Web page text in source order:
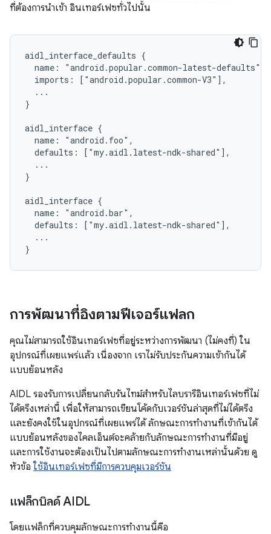
ที่ต้องการนำเข้า อินเทอร์เฟซทั่วไปนั้น
aidl_interface_defaults {
  name: "android.popular.common-latest-defaults",
  imports: ["android.popular.common-V3"],
  ...
}
aidl_interface {
  name: "android.foo",
  defaults: ["my.aidl.latest-ndk-shared"],
  ...
}
aidl_interface {
  name: "android.bar",
  defaults: ["my.aidl.latest-ndk-shared"],
  ...
การพัฒนาที่อิงตามฟีเจอร์แฟลก
คุณไม่สามารถใช้อินเทอร์เฟซที่อยู่ระหว่างการพัฒนา (ไม่คงที่) ใน
อุปกรณ์ที่เผยแพร่แล้ว เนื่องจาก เราไม่รับประกันความเข้ากันได้
แบบย้อนหลัง
AIDL รองรับการเปลี่ยนกลับรันไทม์สำหรับไลบรารีอินเทอร์เฟซที่ไม่
ได้ตรึงเหล่านี้ เพื่อให้สามารถเขียนโค้ดกับเวอร์ชันล่าสุดที่ไม่ได้ตรึง
และยังคงใช้ในอุปกรณ์ที่เผยแพร่ได้ ลักษณะการทำงานที่เข้ากันได้
แบบย้อนหลังของไคลเอ็นต์จะคล้ายกับลักษณะการทำงานที่มีอยู่
และการใช้งานจะต้องเป็นไปตามลักษณะการทำงานเหล่านั้นด้วย ดู
หัวข้อ ใช้อินเทอร์เฟซที่มีการควบคุมเวอร์ชัน
แฟล็กบิลด์ AIDL
โดยแฟล็กที่ควบคุมลักษณะการทำงานนี้คือ